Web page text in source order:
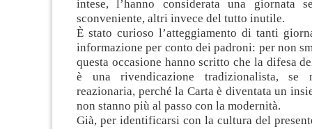
intese, l’hanno considerata una giornata
sconveniente, altri invece del tutto inutile.
È stato curioso l’atteggiamento di tanti
informazione per conto dei padroni: per non
questa occasione hanno scritto che la difesa
è una rivendicazione tradizionalista, se
reazionaria, perché la Carta è diventata un
non stanno più al passo con la modernità.
Già, per identificarsi con la cultura del